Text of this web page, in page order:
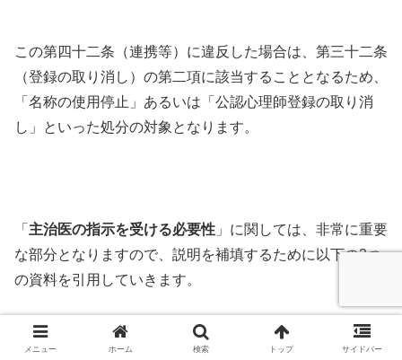
この第四十二条（連携等）に違反した場合は、第三十二条
（登録の取り消し）の第二項に該当することとなるため、
「名称の使用停止」あるいは「公認心理師登録の取り消
し」といった処分の対象となります。
「 主治医の指示を受ける必要性 」に関しては、非常に重要
な部分となりますので、説明を補填するために以下の2つ
の資料を引用していきます。
厚生労働省｜公認心理師法第42条第2項に係る主治の医師
の指示に関する運用基準について
メニュー ホーム 検索 トップ サイドバー